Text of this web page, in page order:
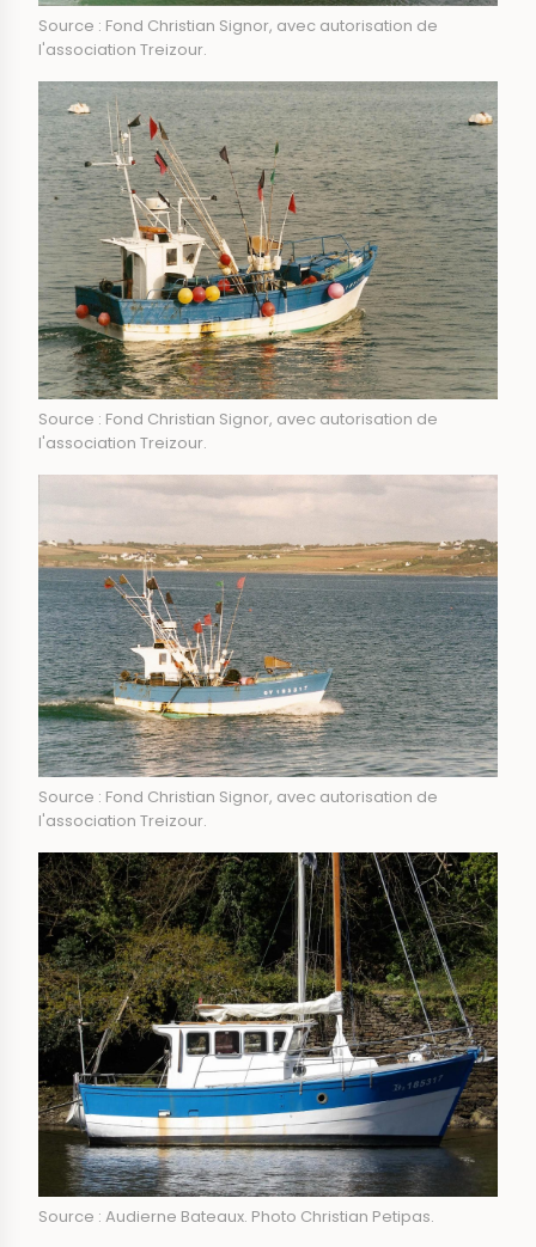
Source : Fond Christian Signor, avec autorisation de
l'association Treizour.
Source : Fond Christian Signor, avec autorisation de
l'association Treizour.
Source : Fond Christian Signor, avec autorisation de
l'association Treizour.
Source : Audierne Bateaux. Photo Christian Petipas.